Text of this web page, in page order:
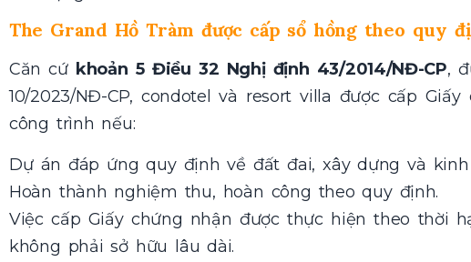
The Grand Hồ Tràm được cấp sổ hồng theo quy
Căn cứ khoản 5 Điều 32 Nghị định 43/2014/NĐ-CP,
10/2023/NĐ-CP, condotel và resort villa được cấp
công trình nếu:
Dự án đáp ứng quy định về đất đai, xây dựng và
Hoàn thành nghiệm thu, hoàn công theo quy định.
Việc cấp Giấy chứng nhận được thực hiện theo thời
không phải sở hữu lâu dài.